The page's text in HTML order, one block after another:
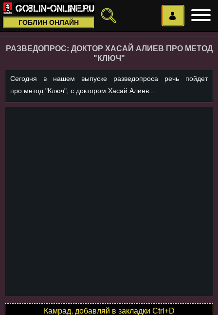
ГОБЛИН ОНЛАЙН
РАЗВЕДОПРОС: ДОКТОР ХАСАЙ АЛИЕВ ПРО МЕТОД
"КЛЮЧ"
Сегодня в нашем выпуске разведопроса речь пойдет
про метод "Ключ", с доктором Хасай Алиев...
Камрад, добавляй в закладки Ctrl+D